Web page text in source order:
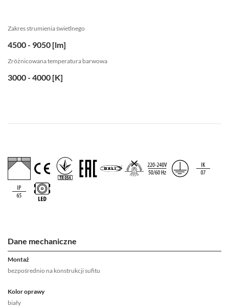
Zakres strumienia świetlnego
4500 - 9050 [lm]
Zróżnicowana temperatura barwowa
3000 - 4000 [K]
Dane mechaniczne
Montaż
bezpośrednio na konstrukcji sufitu
Kolor oprawy
biały